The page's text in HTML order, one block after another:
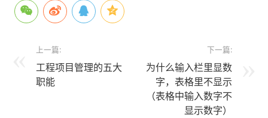
上一篇:
工程项目管理的五大
职能
下一篇:
为什么输入栏里显数
字，表格里不显示
（表格中输入数字不
显示数字）